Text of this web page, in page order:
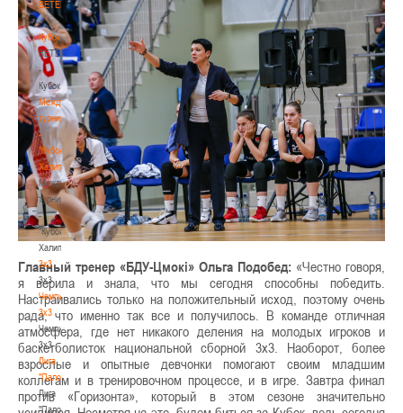
BETERA
-
Кубок
BETERA
-
Кубок
Международный
турнир
-
"Кубок
Халипского"
Международный
турнир
-
"Кубок
Халипского"
3x3
3x3
Чемпионат
3х3
Чемпионат
3х3
Лига
"Палова"
Лига
"Палова"
Главный тренер «БДУ-Цмокi» Ольга Подобед: «Честно говоря,
я верила и знала, что мы сегодня способны победить.
Настраивались только на положительный исход, поэтому очень
рада, что именно так все и получилось. В команде отличная
атмосфера, где нет никакого деления на молодых игроков и
баскетболисток национальной сборной 3х3. Наоборот, более
взрослые и опытные девчонки помогают своим младшим
коллегам и в тренировочном процессе, и в игре. Завтра финал
против «Горизонта», который в этом сезоне значительно